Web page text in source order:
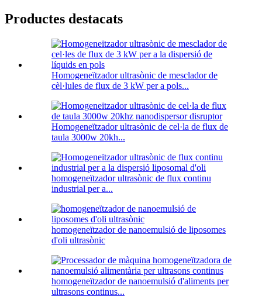
Productes destacats
Homogeneïtzador ultrasònic de mesclador de
cèl·lules de flux de 3 kW per a pols...
Homogeneïtzador ultrasònic de cel·la de flux de
taula 3000w 20kh...
homogeneïtzador ultrasònic de flux continu
industrial per a...
homogeneïtzador de nanoemulsió de liposomes
d'oli ultrasònic
homogeneïtzador de nanoemulsió d'aliments per
ultrasons continus...